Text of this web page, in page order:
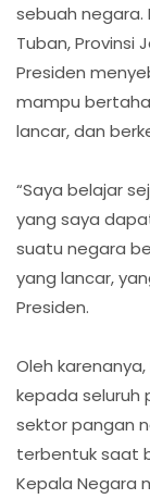
sebuah
Tuban, Provinsi
Presiden
mampu
lancar, dan
“Saya belajar
yang saya
suatu negara
yang lancar,
Presiden.
Oleh
kepada seluruh
sektor pangan
terbentuk saat
Kepala Negara